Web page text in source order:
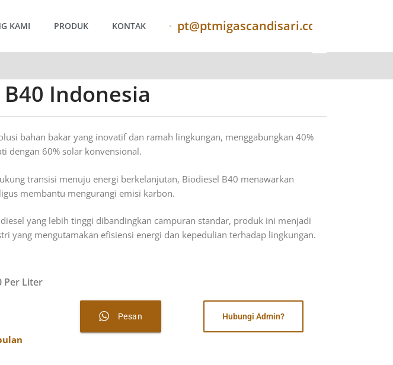
KAMI PRODUK KONTAK pt@ptmigascandisari.com
Indonesia
bahan bakar yang inovatif dan ramah lingkungan, menggabungkan 40%
dengan 60% solar konvensional.
transisi menuju energi berkelanjutan, Biodiesel B40 menawarkan
membantu mengurangi emisi karbon.
yang lebih tinggi dibandingkan campuran standar, produk ini menjadi
yang mengutamakan efisiensi energi dan kepedulian terhadap lingkungan.
Per Liter
Pesan Hubungi Admin?